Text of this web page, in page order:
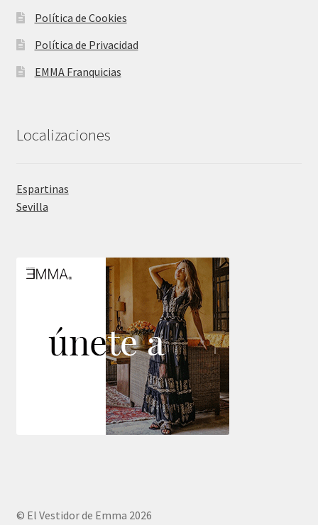
Política de Cookies
Política de Privacidad
EMMA Franquicias
Localizaciones
Espartinas
Sevilla
© El Vestidor de Emma 2026